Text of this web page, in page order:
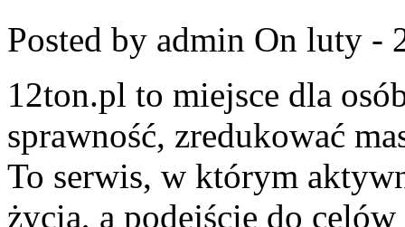
Posted by admin On luty -
12ton.pl to miejsce dla
sprawność, zredukować
To serwis, w którym
życia, a podejście do